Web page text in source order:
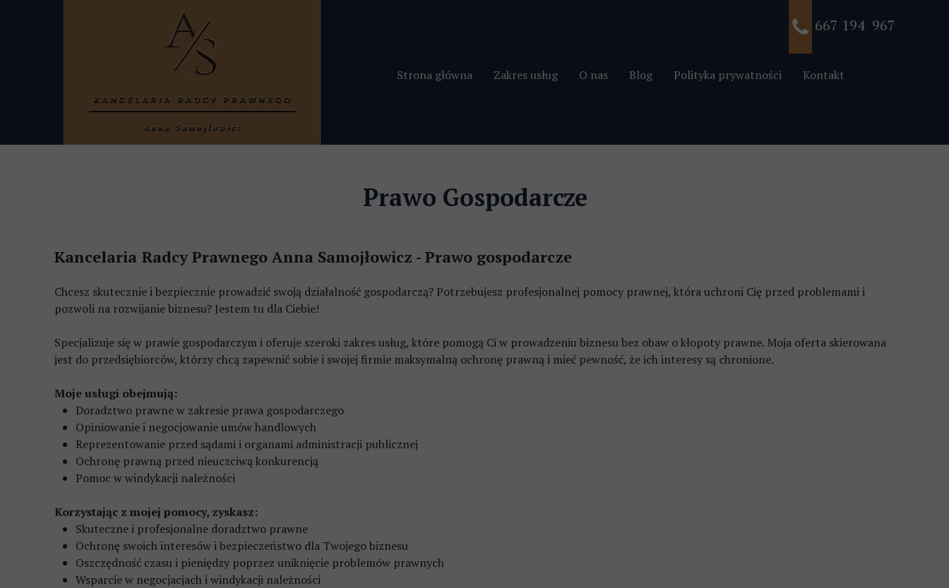
Strona główna Zakres usług
Prawo spadkowe
Prawo rodzinne
Prawo karne
O nas Blog Polityka prywatności Kontakt
667 194 967
Prawo Gospodarcze
Kancelaria Radcy Prawnego Anna Samojłowicz - Prawo gospodarcze
Chcesz skutecznie i bezpiecznie prowadzić swoją działalność gospodarczą? Potrzebujesz profesjonalnej pomocy prawnej, która uchroni Cię przed problemami i
pozwoli na rozwijanie biznesu? Jestem tu dla Ciebie!
Specjalizuje się w prawie gospodarczym i oferuje szeroki zakres usług, które pomogą Ci w prowadzeniu biznesu bez obaw o kłopoty prawne. Moja oferta skierowana
jest do przedsiębiorców, którzy chcą zapewnić sobie i swojej firmie maksymalną ochronę prawną i mieć pewność, że ich interesy są chronione.
Moje usługi obejmują:
Doradztwo prawne w zakresie prawa gospodarczego
Opiniowanie i negocjowanie umów handlowych
Reprezentowanie przed sądami i organami administracji publicznej
Ochronę prawną przed nieuczciwą konkurencją
Pomoc w windykacji należności
Korzystając z mojej pomocy, zyskasz:
Skuteczne i profesjonalne doradztwo prawne
Ochronę swoich interesów i bezpieczeństwo dla Twojego biznesu
Oszczędność czasu i pieniędzy poprzez uniknięcie problemów prawnych
Wsparcie w negocjacjach i windykacji należności